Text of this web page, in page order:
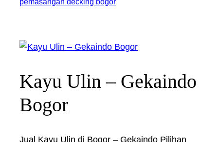
Kayu Ulin – Gekaindo
Bogor
Jual Kayu Ulin di Bogor – Gekaindo Pilihan